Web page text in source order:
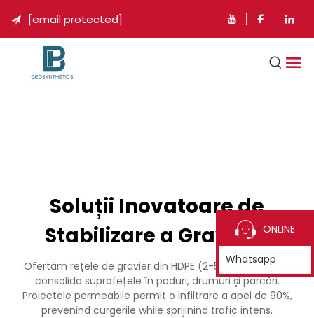
 [email protected]
Soluții Inovatoare de
Stabilizare a Gravalor
Ofertăm rețele de gravier din HDPE (2-5mm) pentru a
consolida suprafețele în poduri, drumuri și parcări.
Proiectele permeabile permit o infiltrare a apei de 90%,
prevenind curgerile while sprijinind trafic intens.
ONLINE
Whatsapp